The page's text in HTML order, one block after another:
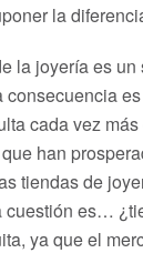
la
la joyería es
consecuencia
cada vez
han
tiendas de
cuestión es…
ya que el